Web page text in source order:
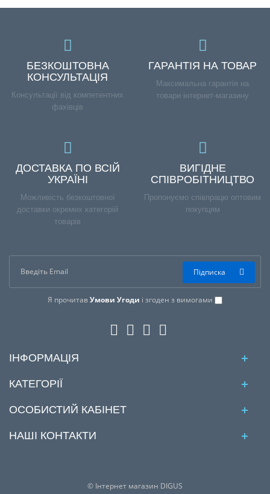
БЕЗКОШТОВНА
КОНСУЛЬТАЦІЯ
Консультації від компетентних
фахівців
ГАРАНТІЯ НА ТОВАР
Максимальна гарантія на
товари інтернет-магазину
ДОСТАВКА ПО ВСІЙ
УКРАЇНІ
Можливість безкоштовної
доставки окремих категорій
товарів
ВИГІДНЕ
СПІВРОБІТНИЦТВО
Пропонуємо співпрацю оптовим
покупцям
Я прочитавУмови Угоди і згоден з вимогами
Підписка
ІНФОРМАЦІЯ
КАТЕГОРІЇ
ОСОБИСТИЙ КАБІНЕТ
НАШІ КОНТАКТИ
© Інтернет магазин DIGUS